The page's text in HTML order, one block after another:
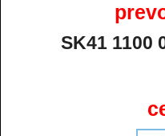
SK41 1100